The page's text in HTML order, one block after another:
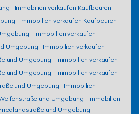
Immobilien verkaufen Kaufbeuren
Immobilien verkaufen Kaufbeuren
Immobilien verkaufen
Umgebung
Immobilien verkaufen
und Umgebung
Immobilien verkaufen
und Umgebung
Immobilien verkaufen
und Umgebung
Immobilien
und Umgebung
Immobilien
und Umgebung